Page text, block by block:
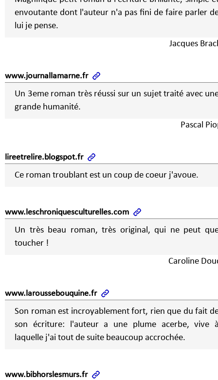
envoutante dont l'auteur n'a pas fini de faire parler
lui je pense.
Jacques
www.journallamarne.fr
Un 3eme roman très réussi sur un sujet traité avec
grande humanité.
Pascal
lireetrelire.blogspot.fr
Ce roman troublant est un coup de coeur j'avoue.
www.leschroniquesculturelles.com
Un très beau roman, très original, qui ne peut
toucher !
Caroline
www.laroussebouquine.fr
Son roman est incroyablement fort, rien que du fait
son écriture: l'auteur a une plume acerbe, vive
laquelle j'ai tout de suite beaucoup accrochée.
www.bibhorslesmurs.fr